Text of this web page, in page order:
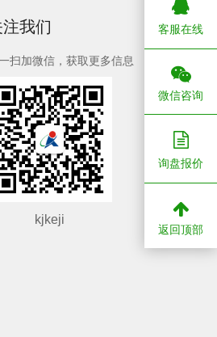
注我们
扫加微信，获取更多信息
kjkeji
客服在线
微信咨询
询盘报价
返回顶部